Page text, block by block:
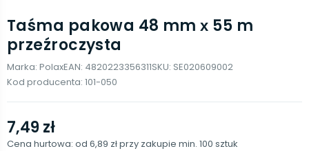
Taśma pakowa 48 mm х 55 m
przeźroczysta
Marka: PolaxEAN: 4820223356311SKU: SE020609002
Kod producenta: 101-050
7,49 zł
Cena hurtowa: od 6,89 złprzy zakupie min. 100 sztuk